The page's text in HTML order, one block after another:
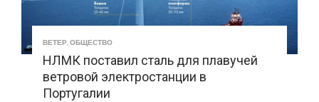
ВЕТЕР ОБЩЕСТВО
НЛМК поставил сталь для плавучей
ветровой электростанции в
Португалии